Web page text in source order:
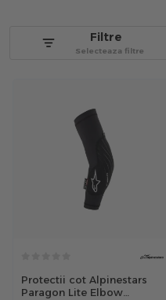
Filtre
Selecteaza filtre
Protectii cot Alpinestars
Paragon Lite Elbow